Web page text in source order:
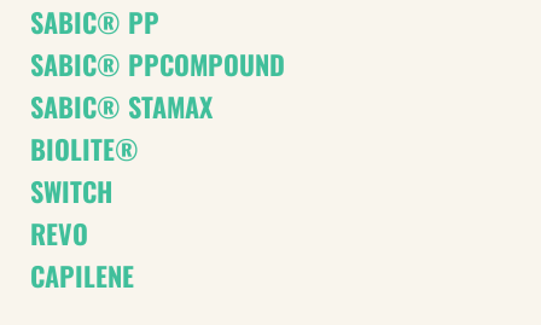
SABIC® PP
SABIC® PPCOMPOUND
SABIC® STAMAX
BIOLITE®
SWITCH
REVO
CAPILENE